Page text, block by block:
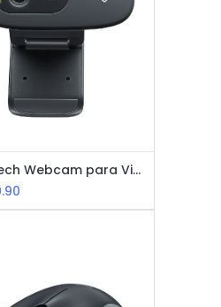
Logitech Webcam para Videollamadas C270 / HD 720p / Conexión USB / NEGRO